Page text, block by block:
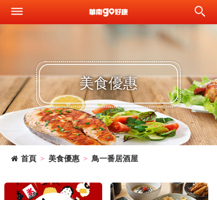
美食優惠
首頁 美食優惠 鳥一番居酒屋